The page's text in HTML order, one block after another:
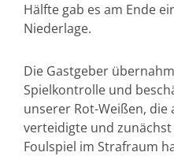
Hälfte gab es am Ende
Niederlage.
Die Gastgeber
Spielkontrolle und
unserer Rot-Weißen,
verteidigte und
Foulspiel im Strafraum